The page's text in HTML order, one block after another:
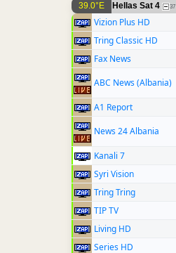
39.0°E Hellas Sat 4 37
Vizion Plus HD
Tring Classic HD
Fax News
ABC News (Albania)
A1 Report
News 24 Albania
Kanali 7
Syri Vision
Tring Tring
TIP TV
Living HD
Series HD